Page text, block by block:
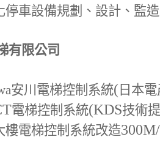
停車設備規劃、設計、監造
有限公司
安川電梯控制系統( 日本
電梯控制系統(KDS技術
樓電梯控制系統改造300M